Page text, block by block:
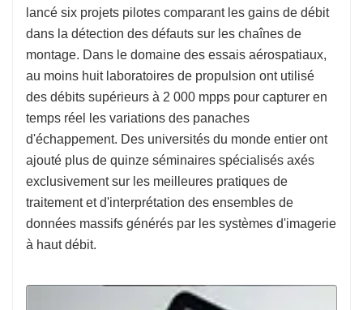
lancé six projets pilotes comparant les gains de débit
dans la détection des défauts sur les chaînes de
montage. Dans le domaine des essais aérospatiaux,
au moins huit laboratoires de propulsion ont utilisé
des débits supérieurs à 2 000 mpps pour capturer en
temps réel les variations des panaches
d'échappement. Des universités du monde entier ont
ajouté plus de quinze séminaires spécialisés axés
exclusivement sur les meilleures pratiques de
traitement et d'interprétation des ensembles de
données massifs générés par les systèmes d'imagerie
à haut débit.